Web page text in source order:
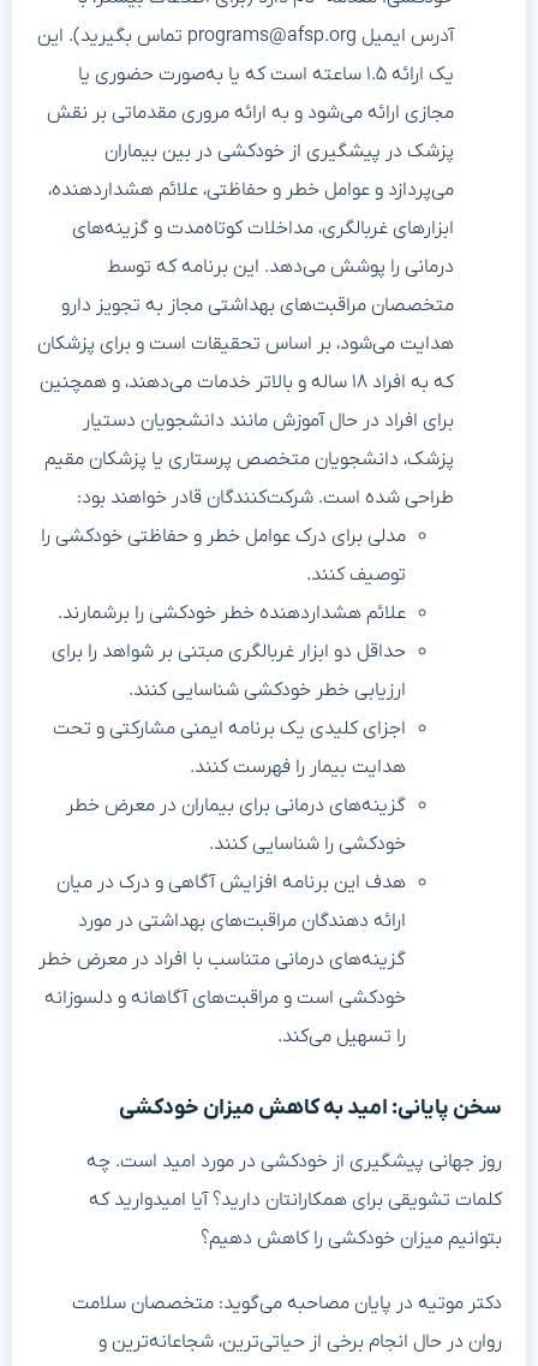
آدرس ایمیل programs@afsp.org تماس بگیرید). این
یک ارائه ۱.۵ ساعته است که یا به‌صورت حضوری یا
مجازی ارائه می‌شود و به ارائه مروری مقدماتی بر نقش
پزشک در پیشگیری از خودکشی در بین بیماران
می‌پردازد و عوامل خطر و حفاظتی، علائم هشداردهنده،
ابزارهای غربالگری، مداخلات کوتاه‌مدت و گزینه‌های
درمانی را پوشش می‌دهد. این برنامه که توسط
متخصصان مراقبت‌های بهداشتی مجاز به تجویز دارو
هدایت می‌شود، بر اساس تحقیقات است و برای پزشکان
که به افراد ۱۸ ساله و بالاتر خدمات می‌دهند، و همچنین
برای افراد در حال آموزش مانند دانشجویان دستیار
پزشک، دانشجویان متخصص پرستاری یا پزشکان مقیم
طراحی شده است. شرکت‌کنندگان قادر خواهند بود:
مدلی برای درک عوامل خطر و حفاظتی خودکشی را
توصیف کنند.
علائم هشداردهنده خطر خودکشی را برشمارند.
حداقل دو ابزار غربالگری مبتنی بر شواهد را برای
ارزیابی خطر خودکشی شناسایی کنند.
اجزای کلیدی یک برنامه ایمنی مشارکتی و تحت
هدایت بیمار را فهرست کنند.
گزینه‌های درمانی برای بیماران در معرض خطر
خودکشی را شناسایی کنند.
هدف این برنامه افزایش آگاهی و درک در میان
ارائه دهندگان مراقبت‌های بهداشتی در مورد
گزینه‌های درمانی متناسب با افراد در معرض خطر
خودکشی است و مراقبت‌های آگاهانه و دلسوزانه
را تسهیل می‌کند.
سخن پایانی: امید به کاهش میزان خودکشی
روز جهانی پیشگیری از خودکشی در مورد امید است. چه
کلمات تشویقی برای همکارانتان دارید؟ آیا امیدوارید که
بتوانیم میزان خودکشی را کاهش دهیم؟
دکتر موتیه در پایان مصاحبه می‌گوید: متخصصان سلامت
روان در حال انجام برخی از حیاتی‌ترین، شجاعانه‌ترین و